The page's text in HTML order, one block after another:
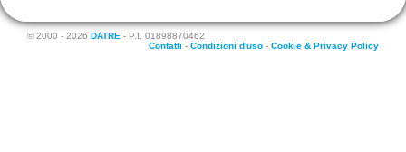
© 2000 - 2026 DATRE - P.I. 01898870462
Contatti - Condizioni d'uso - Cookie & Privacy Policy